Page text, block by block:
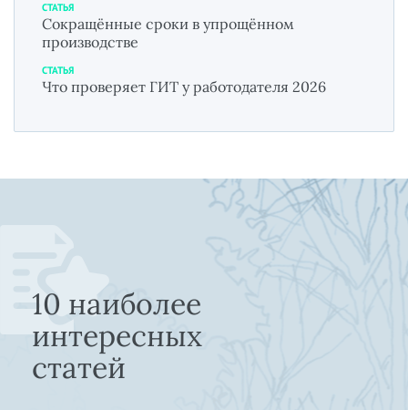
СТАТЬЯ
Сокращённые сроки в упрощённом
производстве
СТАТЬЯ
Что проверяет ГИТ у работодателя 2026
10 наиболее
интересных
статей